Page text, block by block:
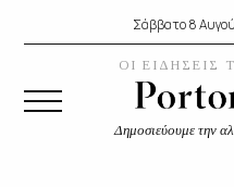
Σάββατο 8
ΟΙ ΕΙΔΗΣΕΙΣ
Δημοσιεύουμε την